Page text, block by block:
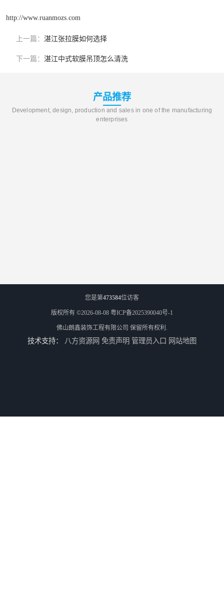
http://www.ruanmozs.com
上一篇： 湛江张拉膜如何选择
下一篇： 湛江中式软膜吊顶怎么清洗
产品推荐
Development, design, production and sales in one of the manufacturing
enterprises
您是第473584位访客
版权所有 ©2026-08-08 粤ICP备2025390040号-1
佛山朗鑫装饰工程有限公司 保留所有权利.
技术支持： 八方资源网 免责声明 管理员入口 网站地图